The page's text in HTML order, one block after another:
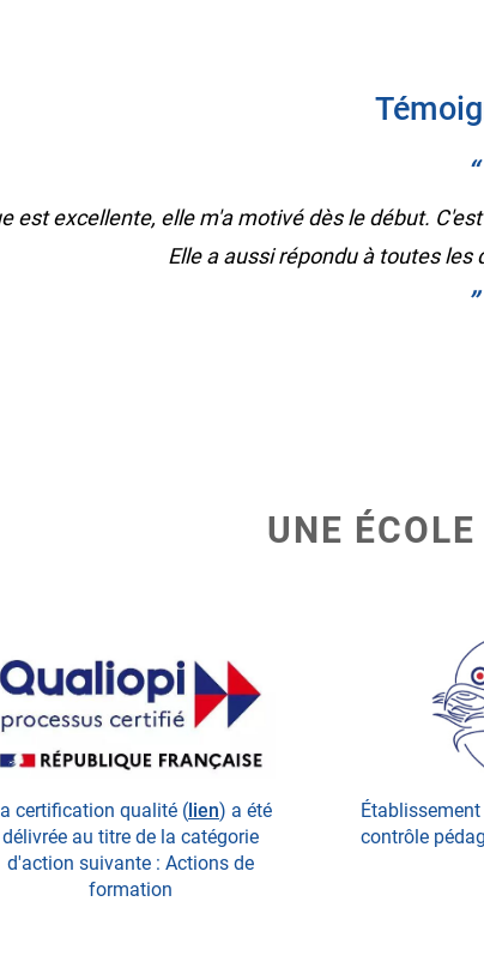
“
est excellente, elle m'a motivé dès le début.
Elle a aussi répondu à toutes
”
UNE
certification qualité ( lien) a été
délivrée au titre de la catégorie
d'action suivante : Actions de
formation
contrôle